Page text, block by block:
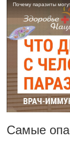
Почему паразиты
Самые